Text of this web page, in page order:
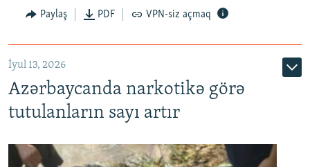
Paylaş PDF VPN-siz açmaq
İyul 13, 2026
Azərbaycanda narkotikə görə
tutulanların sayı artır